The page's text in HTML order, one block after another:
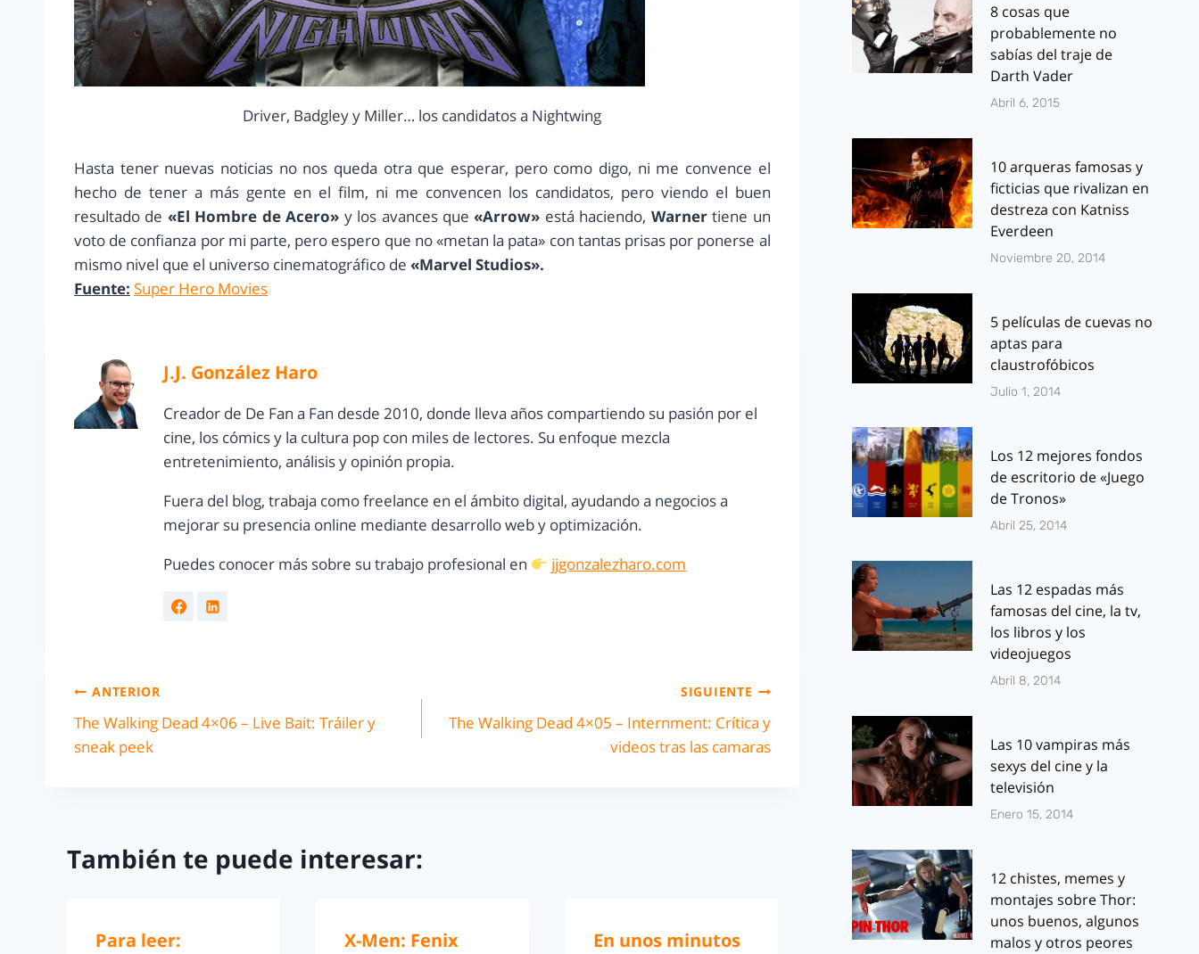
Driver, Badgley y Miller… los candidatos a Nightwing
Hasta tener nuevas noticias no nos queda otra que esperar, pero como digo, ni me convence el
hecho de tener a más gente en el film, ni me convencen los candidatos, pero viendo el buen
resultado de «El Hombre de Acero» y los avances que«Arrow» está haciendo, Warnertiene un
voto de confianza por mi parte, pero espero que no «metan la pata» con tantas prisas por ponerse al
mismo nivel que el universo cinematográfico de «Marvel Studios».
Fuente: Super Hero Movies
J.J. González Haro
Creador de De Fan a Fan desde 2010, donde lleva años compartiendo su pasión por el
cine, los cómics y la cultura pop con miles de lectores. Su enfoque mezcla
entretenimiento, análisis y opinión propia.
Fuera del blog, trabaja como freelance en el ámbito digital, ayudando a negocios a
mejorar su presencia online mediante desarrollo web y optimización.
Puedes conocer más sobre su trabajo profesional en
jjgonzalezharo.com
ANTERIOR
The Walking Dead 4×06 – Live Bait: Tráiler y
sneak peek
SIGUIENTE
The Walking Dead 4×05 – Internment: Crítica y
videos tras las camaras
También te puede interesar:
Para leer:
X-Men: Fenix
En unos minutos
Primeras críticas
Detalles del
8 cosas que
probablemente no
sabías del traje de
Darth Vader
Abril 6, 2015
10 arqueras famosas y
ficticias que rivalizan en
destreza con Katniss
Everdeen
Noviembre 20, 2014
5 películas de cuevas no
aptas para
claustrofóbicos
Julio 1, 2014
Los 12 mejores fondos
de escritorio de «Juego
de Tronos»
Abril 25, 2014
Las 12 espadas más
famosas del cine, la tv,
los libros y los
videojuegos
Abril 8, 2014
Las 10 vampiras más
sexys del cine y la
televisión
Enero 15, 2014
12 chistes, memes y
montajes sobre Thor:
unos buenos, algunos
malos y otros peores